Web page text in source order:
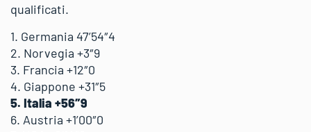
qualificati.
1. Germania 47’54″4
2. Norvegia +3″9
3. Francia +12″0
4. Giappone +31″5
5. Italia +56″9
6. Austria +1’00″0